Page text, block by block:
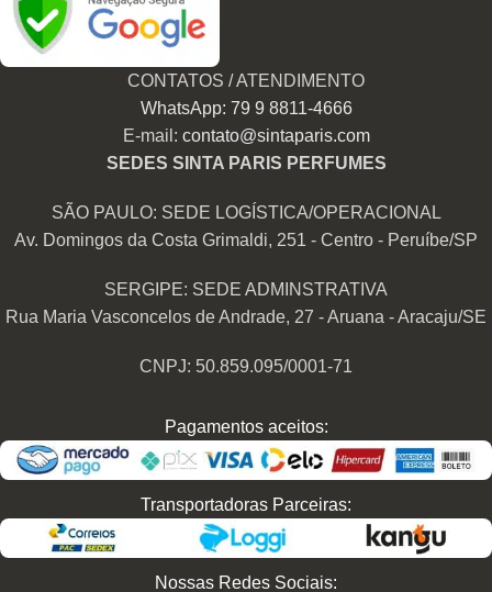
CONTATOS / ATENDIMENTO
WhatsApp: 79 9 8811-4666
E-mail: contato@sintaparis.com
SEDES SINTA PARIS PERFUMES
SÃO PAULO: SEDE LOGÍSTICA/OPERACIONAL
Av. Domingos da Costa Grimaldi, 251 - Centro - Peruíbe/SP
SERGIPE: SEDE ADMINSTRATIVA
Rua Maria Vasconcelos de Andrade, 27 - Aruana - Aracaju/SE
CNPJ: 50.859.095/0001-71
Pagamentos aceitos:
Transportadoras Parceiras:
Nossas Redes Sociais: